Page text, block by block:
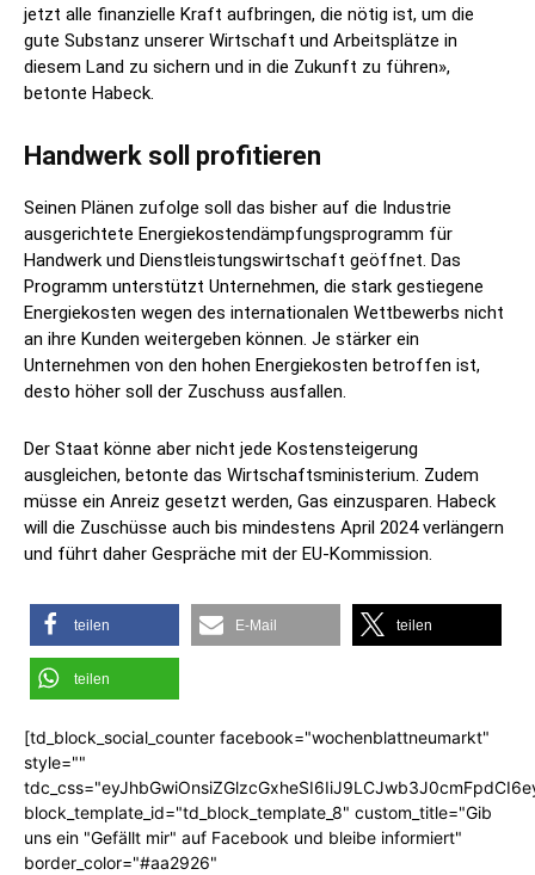
jetzt alle finanzielle Kraft aufbringen, die nötig ist, um die
gute Substanz unserer Wirtschaft und Arbeitsplätze in
diesem Land zu sichern und in die Zukunft zu führen»,
betonte Habeck.
Handwerk soll profitieren
Seinen Plänen zufolge soll das bisher auf die Industrie
ausgerichtete Energiekostendämpfungsprogramm für
Handwerk und Dienstleistungswirtschaft geöffnet. Das
Programm unterstützt Unternehmen, die stark gestiegene
Energiekosten wegen des internationalen Wettbewerbs nicht
an ihre Kunden weitergeben können. Je stärker ein
Unternehmen von den hohen Energiekosten betroffen ist,
desto höher soll der Zuschuss ausfallen.
Der Staat könne aber nicht jede Kostensteigerung
ausgleichen, betonte das Wirtschaftsministerium. Zudem
müsse ein Anreiz gesetzt werden, Gas einzusparen. Habeck
will die Zuschüsse auch bis mindestens April 2024 verlängern
und führt daher Gespräche mit der EU-Kommission.
teilen E-Mail teilen
teilen
[td_block_social_counter facebook="wochenblattneumarkt"
style=""
block_template_id="td_block_template_8" custom_title="Gib
uns ein "Gefällt mir" auf Facebook und bleibe informiert"
border_color="#aa2926"